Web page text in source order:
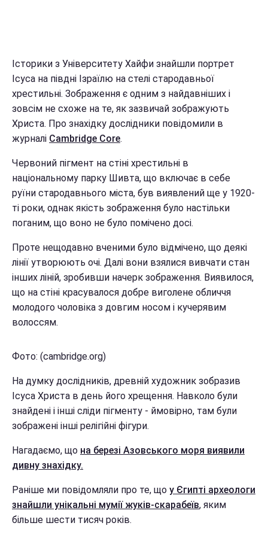
Історики з Університету Хайфи знайшли портрет
Ісуса на півдні Ізраїлю на стелі стародавньої
хрестильні. Зображення є одним з найдавніших і
зовсім не схоже на те, як зазвичай зображують
Христа. Про знахідку дослідники повідомили в
журналі Cambridge Core.
Червоний пігмент на стіні хрестильні в
національному парку Шивта, що включає в себе
руїни стародавнього міста, був виявлений ще у 1920-
ті роки, однак якість зображення було настільки
поганим, що воно не було помічено досі.
Проте нещодавно вченими було відмічено, що деякі
лінії утворюють очі. Далі вони взялися вивчати стан
інших ліній, зробивши начерк зображення. Виявилося,
що на стіні красувалося добре виголене обличчя
молодого чоловіка з довгим носом і кучерявим
волоссям.
Фото: (cambridge.org)
На думку дослідників, древній художник зобразив
Ісуса Христа в день його хрещення. Навколо були
знайдені і інші сліди пігменту - ймовірно, там були
зображені інші релігійні фігури.
Нагадаємо, що на березі Азовського моря виявили
дивну знахідку.
Раніше ми повідомляли про те, що у Єгипті археологи
знайшли унікальні мумії жуків-скарабеїв, яким
більше шести тисяч років.